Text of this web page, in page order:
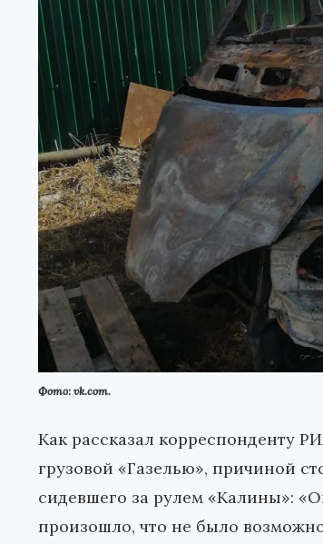
Фото: vk.com.
Как рассказал корреспонденту
грузовой «Газелью», причиной
сидевшего за рулем «Калины»:
произошло, что не было